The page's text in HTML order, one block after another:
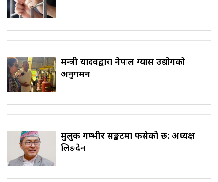
मन्त्री यादवद्वारा नेपाल ग्यास उद्योगको
अनुगमन
मुलुक गम्भीर सङ्कटमा फसेको छ: अध्यक्ष
लिङदेन